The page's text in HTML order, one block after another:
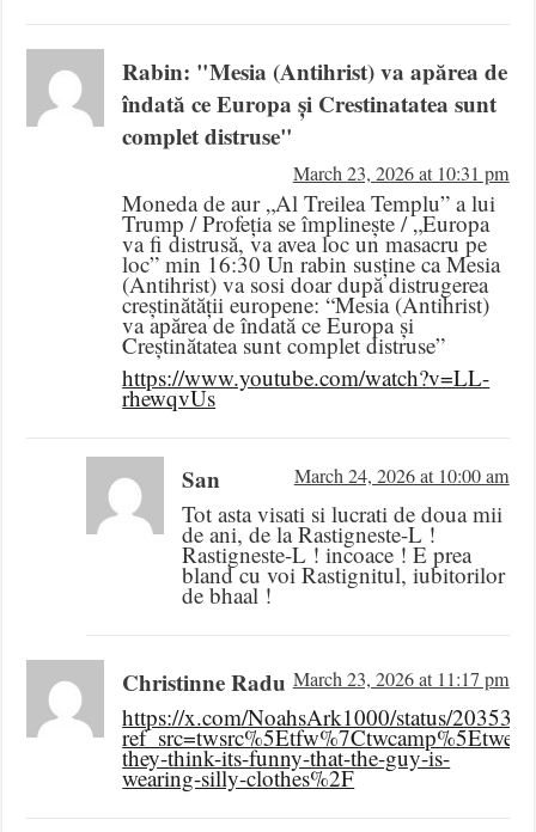
Rabin: "Mesia (Antihrist) va apărea de
îndată ce Europa și Crestinatatea sunt
complet distruse"
March 23, 2026 at 10:31 pm
Moneda de aur „Al Treilea Templu” a lui
Trump / Profeția se împlinește / „Europa
va fi distrusă, va avea loc un masacru pe
loc” min 16:30 Un rabin susține ca Mesia
(Antihrist) va sosi doar după distrugerea
creștinătății europene: “Mesia (Antihrist)
va apărea de îndată ce Europa și
Creștinătatea sunt complet distruse”
https://www.youtube.com/watch?v=LL-
rhewqvUs
San March 24, 2026 at 10:00 am
Tot asta visati si lucrati de doua mii
de ani, de la Rastigneste-L !
Rastigneste-L ! incoace ! E prea
bland cu voi Rastignitul, iubitorilor
de bhaal !
Christinne Radu March 23, 2026 at 11:17 pm
https://x.com/NoahsArk1000/status/
they-think-its-funny-that-the-guy-is-
wearing-silly-clothes%2F